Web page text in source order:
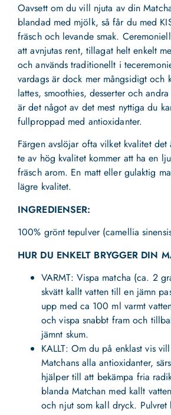
Oavsett om du vill njuta av din
blandad med mjölk, så får du med
fräsch och levande smak.
att avnjutas rent, tillagat helt enkelt
och används traditionellt i
vardags är dock mer mångsidigt och
lattes, smoothies, desserter och
är det något av det mest nyttiga du
fullproppad med antioxidanter.
Färgen avslöjar ofta vilket kvalitet det
te av hög kvalitet kommer att ha en
fräsch arom. En matt eller gulaktig
lägre kvalitet.
INGREDIENSER:
100% grönt tepulver (camellia
HUR DU ENKELT BRYGGER DIN
VARMT: Vispa matcha (ca. 2
skvätt kallt vatten till en jämn
upp med ca 100 ml varmt
och vispa snabbt fram och
jämnt skum.
KALLT: Om du på enklast vis
Matchans alla antioxidanter,
hjälper till att bekämpa fria
blanda Matchan med kallt
och njut som kall dryck. Pulvret